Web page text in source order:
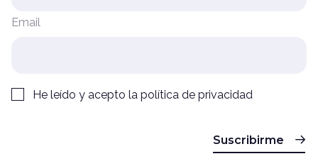
Email
He leído y acepto la política de privacidad
Suscribirme